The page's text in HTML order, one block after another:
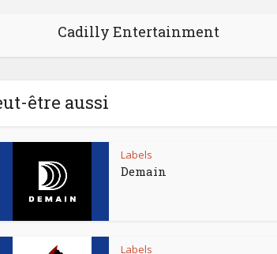
Cadilly Entertainment
être aussi
Labels
Demain
Labels